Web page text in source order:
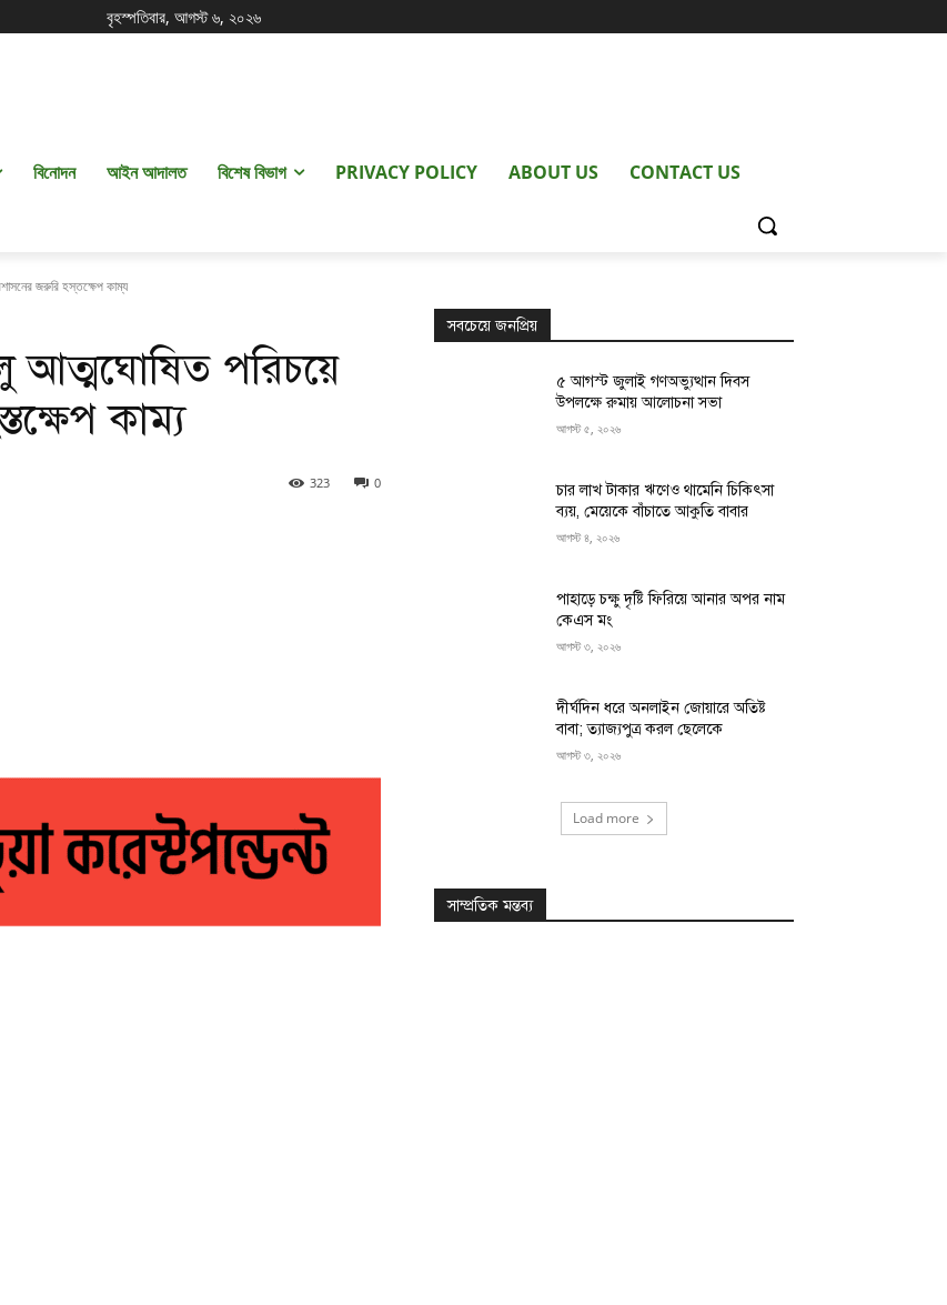
বৃহস্পতিবার, আগস্ট ৬, ২০২৬
বিনোদন আইন আদালত বিশেষ বিভাগ PRIVACY POLICY ABOUT US CONTACT US
জরুরি হস্তক্ষেপ কাম্য
আত্মঘোষিত পরিচয়ে
কাম্য
0
323
সবচেয়ে জনপ্রিয়
৫ আগস্ট জুলাই গণঅভ্যুত্থান দিবস
উপলক্ষে রুমায় আলোচনা সভা
আগস্ট ৫, ২০২৬
চার লাখ টাকার ঋণেও থামেনি চিকিৎসা
ব্যয়, মেয়েকে বাঁচাতে আকুতি বাবার
আগস্ট ৪, ২০২৬
পাহাড়ে চক্ষু দৃষ্টি ফিরিয়ে আনার অপর নাম
কেএস মং
আগস্ট ৩, ২০২৬
দীর্ঘদিন ধরে অনলাইন জোয়ারে অতিষ্ট
বাবা; ত্যাজ্যপুত্র করল ছেলেকে
আগস্ট ৩, ২০২৬
Load more
সাম্প্রতিক মন্তব্য